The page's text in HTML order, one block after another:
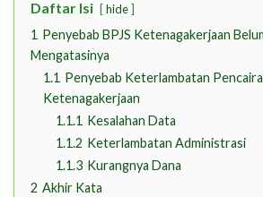
Daftar Isi hide
1 Penyebab BPJS Ketenagakerjaan
Mengatasinya
1.1 Penyebab Keterlambatan
Ketenagakerjaan
1.1.1 Kesalahan Data
1.1.2 Keterlambatan Administrasi
1.1.3 Kurangnya Dana
2 Akhir Kata